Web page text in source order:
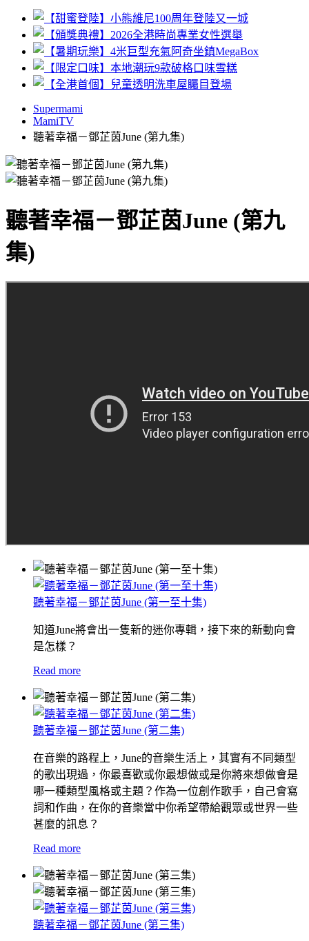
Supermami
MamiTV
聽著幸福－鄧芷茵June (第九集)
聽著幸福－鄧芷茵June (第九
集)
聽著幸福－鄧芷茵June (第一至十集)
知道June將會出一隻新的迷你專輯，接下來的新動向會
是怎樣？
Read more
聽著幸福－鄧芷茵June (第二集)
在音樂的路程上，June的音樂生活上，其實有不同類型
的歌出現過，你最喜歡或你最想做或是你將來想做會是
哪一種類型風格或主題？作為一位創作歌手，自己會寫
詞和作曲，在你的音樂當中你希望帶給觀眾或世界一些
甚麼的訊息？
Read more
聽著幸福－鄧芷茵June (第三集)